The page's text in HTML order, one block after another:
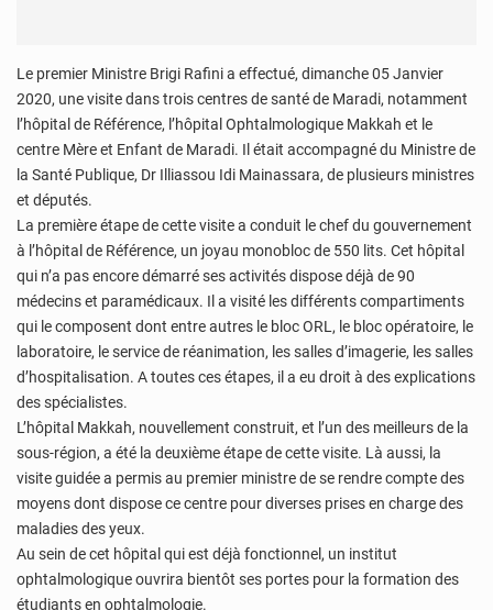
Le premier Ministre Brigi Rafini a effectué, dimanche 05 Janvier
2020, une visite dans trois centres de santé de Maradi, notamment
l’hôpital de Référence, l’hôpital Ophtalmologique Makkah et le
centre Mère et Enfant de Maradi. Il était accompagné du Ministre de
la Santé Publique, Dr Illiassou Idi Mainassara, de plusieurs ministres
et députés.
La première étape de cette visite a conduit le chef du gouvernement
à l’hôpital de Référence, un joyau monobloc de 550 lits. Cet hôpital
qui n’a pas encore démarré ses activités dispose déjà de 90
médecins et paramédicaux. Il a visité les différents compartiments
qui le composent dont entre autres le bloc ORL, le bloc opératoire, le
laboratoire, le service de réanimation, les salles d’imagerie, les salles
d’hospitalisation. A toutes ces étapes, il a eu droit à des explications
des spécialistes.
L’hôpital Makkah, nouvellement construit, et l’un des meilleurs de la
sous-région, a été la deuxième étape de cette visite. Là aussi, la
visite guidée a permis au premier ministre de se rendre compte des
moyens dont dispose ce centre pour diverses prises en charge des
maladies des yeux.
Au sein de cet hôpital qui est déjà fonctionnel, un institut
ophtalmologique ouvrira bientôt ses portes pour la formation des
étudiants en ophtalmologie.